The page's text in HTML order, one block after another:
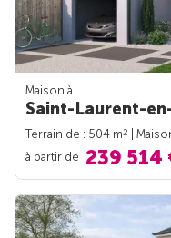
Maison à
Saint-Laurent-
Terrain de : 504 m2 |
à partir de 239 514